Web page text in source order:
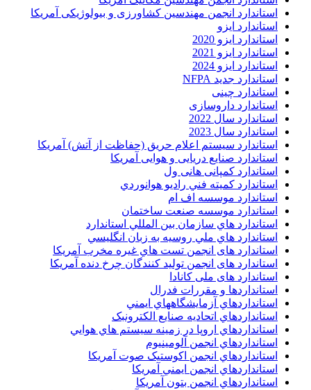
استاندارد انجمن مهندسین کشاورزی و بیولوژیکی آمریکا
استاندارد ایزو
استاندارد ایزو 2020
استاندارد ایزو 2021
استاندارد ایزو 2024
استاندارد جدید NFPA
استاندارد چینی
استاندارد داروسازی
استاندارد سال 2022
استاندارد سال 2023
استاندارد سیستم اعلام حریق (حفاظت از آتش) آمریکا
استاندارد صنایع دریایی و هوایی آمریکا
استاندارد کمپانی هانی ول
استاندارد کميته فني راديو هوانوردي
استاندارد موسسه اف ام
استاندارد موسسه صنعت ساختمان
استاندارد هاي سازمان بين المللي استاندارد
استاندارد هاي ملي روسيه به زبان انگليسي
استاندارد های انجمن تست هاي غيره مخرب آمريکا
استاندارد های انجمن توليد کنندگان چرخ دنده آمريکا
استاندارد های ملی کانادا
استانداردها و مقررات فدرال
استانداردهاي آزمايشگاههاي ايمني
استانداردهاي اتحاديه صنايع الکترونبک
استانداردهاي اروپا در زمينه سيستم هاي هوايي
استانداردهاي انجمن آلومينيوم
استانداردهاي انجمن اکوستيک صوت آمريکا
استانداردهاي انجمن ايمني آمريکا
استانداردهاي انجمن بتون آمريکا